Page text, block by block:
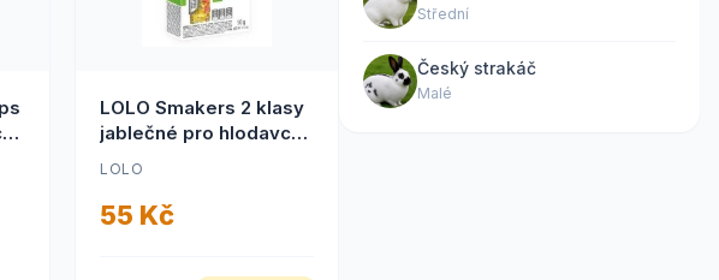
LOLO Smakers 2 klasy
jablečné pro hlodavce
90g
LOLO
55 Kč
Střední
Český strakáč
Malé